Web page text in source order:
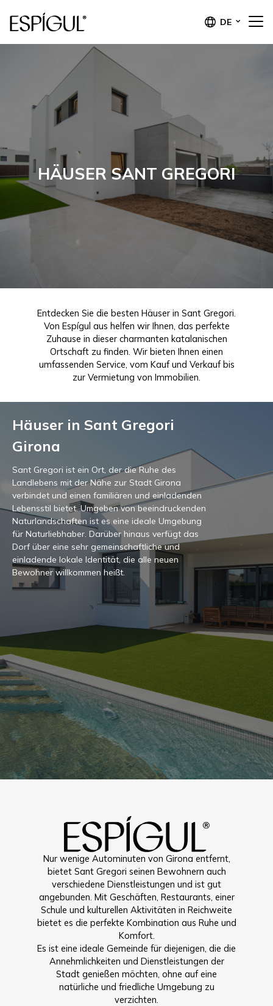
DE
HÄUSER SANT GREGORI
Entdecken Sie die besten Häuser in Sant Gregori.
Von Espígul aus helfen wir Ihnen, das perfekte
Zuhause in dieser charmanten katalanischen
Ortschaft zu finden. Wir bieten Ihnen einen
umfassenden Service, vom Kauf und Verkauf bis
zur Vermietung von Immobilien.
Häuser in Sant Gregori
Girona
Sant Gregori ist ein Ort, der die Ruhe des
Landlebens mit der Nähe zur Stadt Girona
verbindet und einen familiären und einladenden
Lebensstil bietet. Umgeben von beeindruckenden
Naturlandschaften ist es eine ideale Umgebung
für Naturliebhaber. Darüber hinaus verfügt das
Dorf über eine sehr gemeinschaftliche und
einladende lokale Identität, die alle neuen
Bewohner willkommen heißt.
Nur wenige Autominuten von Girona entfernt,
bietet Sant Gregori seinen Bewohnern auch
verschiedene Dienstleistungen und ist gut
angebunden. Mit Geschäften, Restaurants, einer
Schule und kulturellen Aktivitäten in Reichweite
bietet es die perfekte Kombination aus Ruhe und
Komfort.
Es ist eine ideale Gemeinde für diejenigen, die die
Annehmlichkeiten und Dienstleistungen der
Stadt genießen möchten, ohne auf eine
natürliche und friedliche Umgebung zu
verzichten.